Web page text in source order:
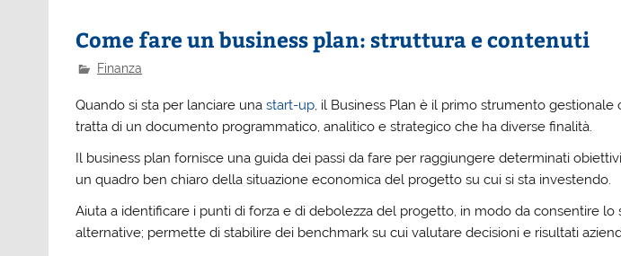
Come fare un business plan: struttura e contenuti
Finanza
Quando si sta per lanciare unastart-up, il Business Plan è il primo strumento gestionale
tratta di un documento programmatico, analitico e strategico che ha diverse finalità.
Il business plan fornisce una guida dei passi da fare per raggiungere determinati
un quadro ben chiaro della situazione economica del progetto su cui si sta investendo.
Aiuta a identificare i punti di forza e di debolezza del progetto, in modo da consentire lo
alternative; permette di stabilire dei benchmark su cui valutare decisioni e risultati